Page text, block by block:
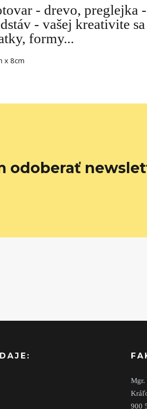
- drevo,
- vašej kreativite
formy...
x 8cm
odoberať
Mgr.
900